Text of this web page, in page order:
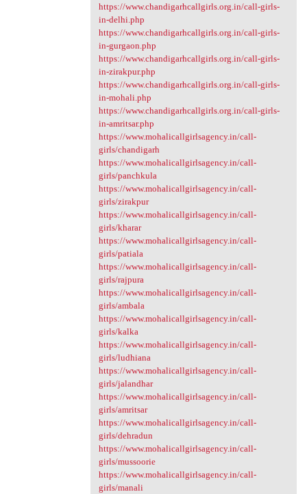
https://www.chandigarhcallgirls.org.in/call-girls-
in-delhi.php
https://www.chandigarhcallgirls.org.in/call-girls-
in-gurgaon.php
https://www.chandigarhcallgirls.org.in/call-girls-
in-zirakpur.php
https://www.chandigarhcallgirls.org.in/call-girls-
in-mohali.php
https://www.chandigarhcallgirls.org.in/call-girls-
in-amritsar.php
https://www.mohalicallgirlsagency.in/call-
girls/chandigarh
https://www.mohalicallgirlsagency.in/call-
girls/panchkula
https://www.mohalicallgirlsagency.in/call-
girls/zirakpur
https://www.mohalicallgirlsagency.in/call-
girls/kharar
https://www.mohalicallgirlsagency.in/call-
girls/patiala
https://www.mohalicallgirlsagency.in/call-
girls/rajpura
https://www.mohalicallgirlsagency.in/call-
girls/ambala
https://www.mohalicallgirlsagency.in/call-
girls/kalka
https://www.mohalicallgirlsagency.in/call-
girls/ludhiana
https://www.mohalicallgirlsagency.in/call-
girls/jalandhar
https://www.mohalicallgirlsagency.in/call-
girls/amritsar
https://www.mohalicallgirlsagency.in/call-
girls/dehradun
https://www.mohalicallgirlsagency.in/call-
girls/mussoorie
https://www.mohalicallgirlsagency.in/call-
girls/manali